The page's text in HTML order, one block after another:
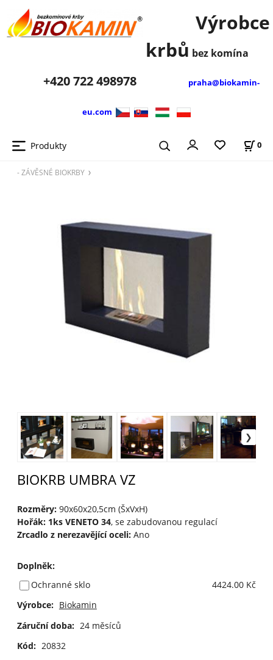
Výrobce
krbů bez komína
+420722 498978 praha@biokamin-
eu.com
Produkty 0
- ZÁVĚSNÉ BIOKRBY
BIOKRB UMBRA VZ
Rozměry:90x60x20,5cm (ŠxVxH)
Hořák: 1ks VENETO 34, se zabudovanou regulací
Zrcadlo z nerezavějící oceli:Ano
Doplněk:
Ochranné sklo
4424.00 Kč
Výrobce: Biokamin
Záruční doba: 24 měsíců
Kód: 20832